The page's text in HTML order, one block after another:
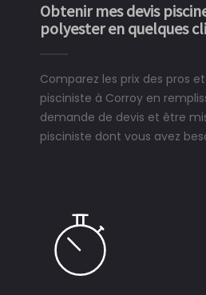
Obtenir mes devis
polyester en quelques
Comparez les prix des pros
pisciniste à Corroy en
demande de devis et être
pisciniste dont vous avez